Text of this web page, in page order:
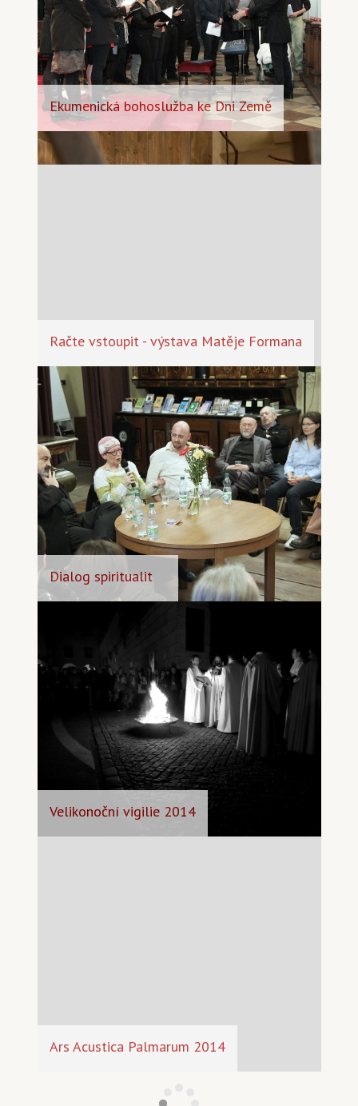
Ekumenická bohoslužba ke Dni Země
Račte vstoupit - výstava Matěje Formana
Dialog spiritualit
Velikonoční vigilie 2014
Ars Acustica Palmarum 2014